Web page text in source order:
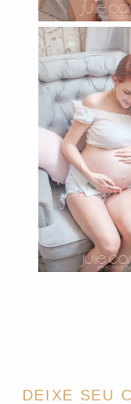
DEIXE SEU